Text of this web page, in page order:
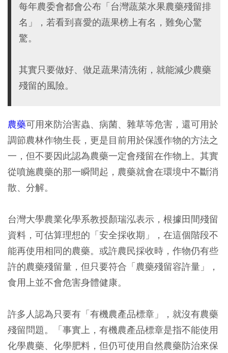
每年農委會都會公布「台灣蔬菜水果農藥殘留排
名」，若看到喜愛的蔬果榜上有名，難免心驚
驚。
其實只要做好、做足蔬果清洗術，就能減少農藥
殘留的風險。
農藥可用來防治害蟲、病菌、雜草等危害，還可用於
調節農林作物生長，更是目前用於保護作物的方法之
一，但不要因此認為農藥一定會殘留在作物上。其實
從噴施農藥的那一瞬間起，農藥就會在環境中不斷消
散、分解。
台灣大學農業化學系教授顏瑞泓表示，根據田間殘留
資料，可估算理想的「安全採收期」，在這個階段不
能再使用相同的農藥。或許農民採收時，作物仍有些
許的農藥殘留量，但只要符合「農藥殘留容許量」，
食用上並不會危害身體健康。
許多人認為只要有「有機農產品標章」，就沒有農藥
殘留問題。「事實上，有機農產品標章是指不能使用
化學農藥、化學肥料，但仍可使用自然農藥防治來保